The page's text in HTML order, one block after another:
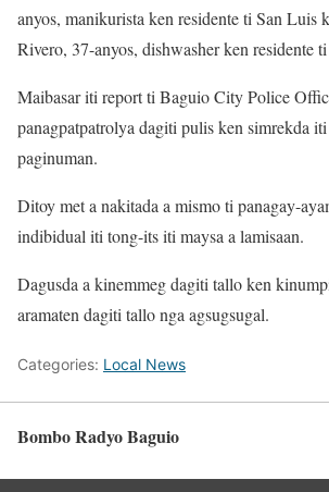
anyos, manikurista ken residente ti San Luis
Rivero, 37-anyos, dishwasher ken residente
Maibasar iti report ti Baguio City Police
panagpatpatrolya dagiti pulis ken simrekda
paginuman.
Ditoy met a nakitada a mismo ti panagay-
indibidual iti tong-its iti maysa a lamisaan.
Dagusda a kinemmeg dagiti tallo ken
aramaten dagiti tallo nga agsugsugal.
Categories: Local News
Bombo Radyo Baguio